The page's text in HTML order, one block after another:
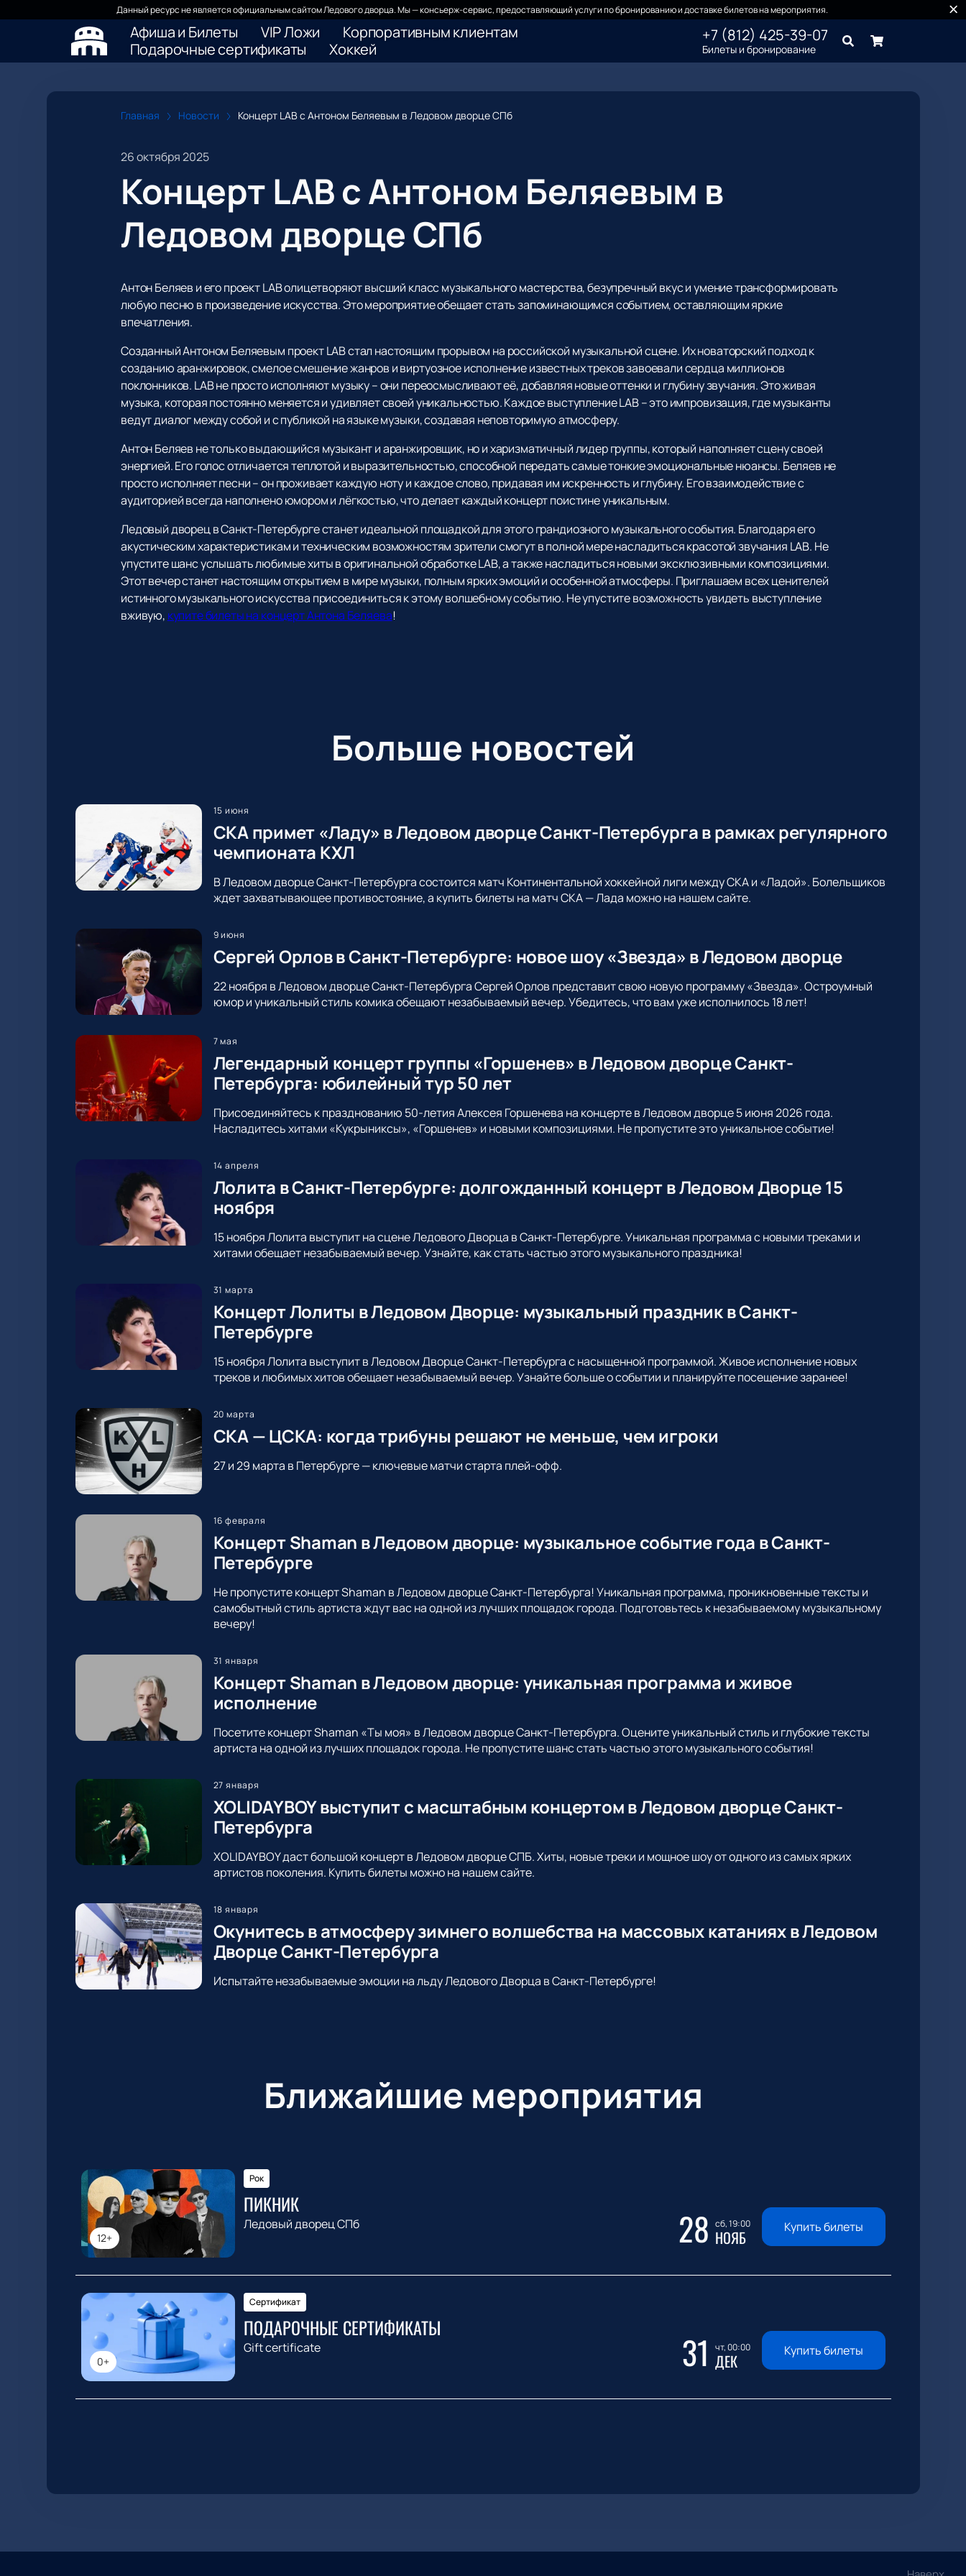
Данный ресурс не является официальным сайтом Ледового дворца. Мы — консьерж-сервис, предоставляющий услуги по бронированию и доставке билетов на мероприятия.
Афиша и Билеты VIP Ложи
Корпоративным клиентам
Подарочные сертификаты
Хоккей
+7 (812) 425-39-07
Билеты и бронирование
Главная Новости Концерт LAB с Антоном Беляевым в Ледовом дворце СПб
26 октября 2025
Концерт LAB с Антоном Беляевым в
Ледовом дворце СПб
Антон Беляев и его проект LAB олицетворяют высший класс музыкального мастерства, безупречный вкус и умение трансформировать
любую песню в произведение искусства. Это мероприятие обещает стать запоминающимся событием, оставляющим яркие
впечатления.
Созданный Антоном Беляевым проект LAB стал настоящим прорывом на российской музыкальной сцене. Их новаторский подход к
созданию аранжировок, смелое смешение жанров и виртуозное исполнение известных треков завоевали сердца миллионов
поклонников. LAB не просто исполняют музыку – они переосмысливают её, добавляя новые оттенки и глубину звучания. Это живая
музыка, которая постоянно меняется и удивляет своей уникальностью. Каждое выступление LAB – это импровизация, где музыканты
ведут диалог между собой и с публикой на языке музыки, создавая неповторимую атмосферу.
Антон Беляев не только выдающийся музыкант и аранжировщик, но и харизматичный лидер группы, который наполняет сцену своей
энергией. Его голос отличается теплотой и выразительностью, способной передать самые тонкие эмоциональные нюансы. Беляев не
просто исполняет песни – он проживает каждую ноту и каждое слово, придавая им искренность и глубину. Его взаимодействие с
аудиторией всегда наполнено юмором и лёгкостью, что делает каждый концерт поистине уникальным.
Ледовый дворец в Санкт-Петербурге станет идеальной площадкой для этого грандиозного музыкального события. Благодаря его
акустическим характеристикам и техническим возможностям зрители смогут в полной мере насладиться красотой звучания LAB. Не
упустите шанс услышать любимые хиты в оригинальной обработке LAB, а также насладиться новыми эксклюзивными композициями.
Этот вечер станет настоящим открытием в мире музыки, полным ярких эмоций и особенной атмосферы. Приглашаем всех ценителей
истинного музыкального искусства присоединиться к этому волшебному событию. Не упустите возможность увидеть выступление
вживую, купите билеты на концерт Антона Беляева!
Больше новостей
15 июня
СКА примет «Ладу» в Ледовом дворце Санкт-Петербурга в рамках регулярного
чемпионата КХЛ
В Ледовом дворце Санкт-Петербурга состоится матч Континентальной хоккейной лиги между СКА и «Ладой». Болельщиков
ждет захватывающее противостояние, а купить билеты на матч СКА — Лада можно на нашем сайте.
9 июня
Сергей Орлов в Санкт-Петербурге: новое шоу «Звезда» в Ледовом дворце
22 ноября в Ледовом дворце Санкт-Петербурга Сергей Орлов представит свою новую программу «Звезда». Остроумный
юмор и уникальный стиль комика обещают незабываемый вечер. Убедитесь, что вам уже исполнилось 18 лет!
7 мая
Легендарный концерт группы «Горшенев» в Ледовом дворце Санкт-
Петербурга: юбилейный тур 50 лет
Присоединяйтесь к празднованию 50-летия Алексея Горшенева на концерте в Ледовом дворце 5 июня 2026 года.
Насладитесь хитами «Кукрыниксы», «Горшенев» и новыми композициями. Не пропустите это уникальное событие!
14 апреля
Лолита в Санкт-Петербурге: долгожданный концерт в Ледовом Дворце 15
ноября
15 ноября Лолита выступит на сцене Ледового Дворца в Санкт-Петербурге. Уникальная программа с новыми треками и
хитами обещает незабываемый вечер. Узнайте, как стать частью этого музыкального праздника!
31 марта
Концерт Лолиты в Ледовом Дворце: музыкальный праздник в Санкт-
Петербурге
15 ноября Лолита выступит в Ледовом Дворце Санкт-Петербурга с насыщенной программой. Живое исполнение новых
треков и любимых хитов обещает незабываемый вечер. Узнайте больше о событии и планируйте посещение заранее!
20 марта
СКА — ЦСКА: когда трибуны решают не меньше, чем игроки
27 и 29 марта в Петербурге — ключевые матчи старта плей-офф.
16 февраля
Концерт Shaman в Ледовом дворце: музыкальное событие года в Санкт-
Петербурге
Не пропустите концерт Shaman в Ледовом дворце Санкт-Петербурга! Уникальная программа, проникновенные тексты и
самобытный стиль артиста ждут вас на одной из лучших площадок города. Подготовьтесь к незабываемому музыкальному
вечеру!
31 января
Концерт Shaman в Ледовом дворце: уникальная программа и живое
исполнение
Посетите концерт Shaman «Ты моя» в Ледовом дворце Санкт-Петербурга. Оцените уникальный стиль и глубокие тексты
артиста на одной из лучших площадок города. Не пропустите шанс стать частью этого музыкального события!
27 января
XOLIDAYBOY выступит с масштабным концертом в Ледовом дворце Санкт-
Петербурга
XOLIDAYBOY даст большой концерт в Ледовом дворце СПБ. Хиты, новые треки и мощное шоу от одного из самых ярких
артистов поколения. Купить билеты можно на нашем сайте.
18 января
Окунитесь в атмосферу зимнего волшебства на массовых катаниях в Ледовом
Дворце Санкт-Петербурга
Испытайте незабываемые эмоции на льду Ледового Дворца в Санкт-Петербурге!
Ближайшие мероприятия
12+
Рок
ПИКНИК
Ледовый дворец СПб 28 сб, 19:00
НОЯБ Купить билеты
0+
Сертификат
ПОДАРОЧНЫЕ СЕРТИФИКАТЫ
Gift certificate 31 чт, 00:00
ДЕК Купить билеты